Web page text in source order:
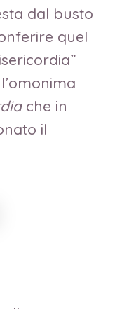
dal busto
quel
che in
il